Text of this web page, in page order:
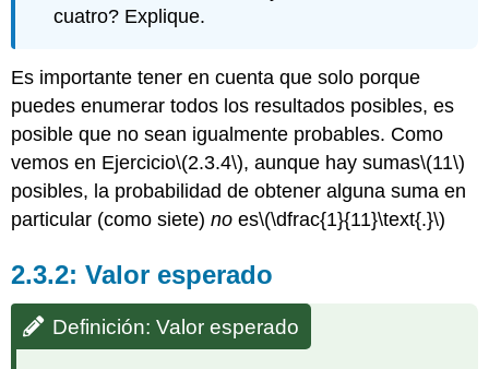
cuatro? Explique.
Es importante tener en cuenta que solo porque
puedes enumerar todos los resultados posibles, es
posible que no sean igualmente probables. Como
vemos en Ejercicio\(2.3.4\), aunque hay sumas\(11\)
posibles, la probabilidad de obtener alguna suma en
particular (como siete)no es\(\dfrac{1}{11}\text{.}\)
2.3.2: Valor esperado
Definición: Valor esperado